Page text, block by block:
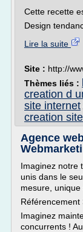
Cette recette
Design
Lire la suite
Site : http://
Thèmes liés :
creation d
site internet
creation
Agence
Imaginez notre
unis dans le
mesure,
Référencement
Imaginez
concurrents !